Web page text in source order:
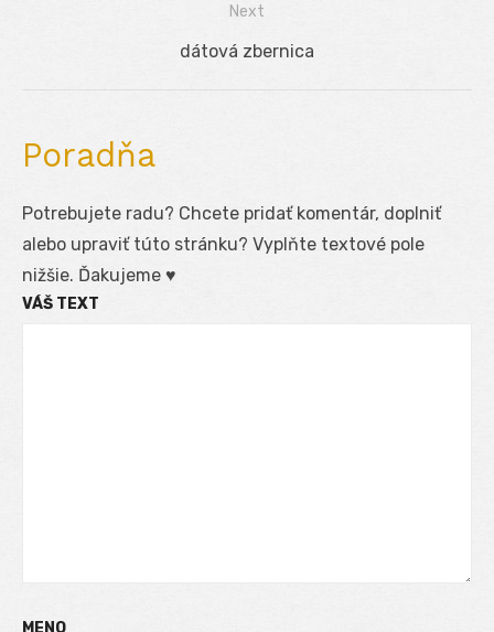
Next
Next
dátová zbernica
Poradňa
Potrebujete radu? Chcete pridať komentár, doplniť
alebo upraviť túto stránku? Vyplňte textové pole
nižšie. Ďakujeme ♥
VÁŠ TEXT
MENO